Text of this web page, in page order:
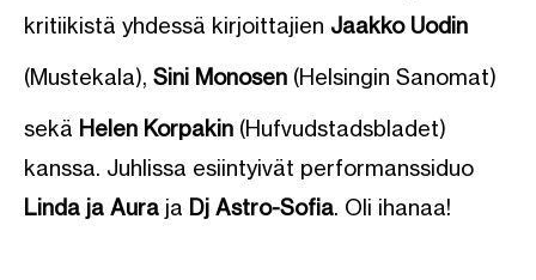
kritiikistä yhdessä kirjoittajien Jaakko Uodin
(Mustekala), Sini Monosen (Helsingin Sanomat)
sekä Helen Korpakin (Hufvudstadsbladet)
kanssa. Juhlissa esiintyivät performanssiduo
Linda ja Aura ja Dj Astro-Sofia. Oli ihanaa!